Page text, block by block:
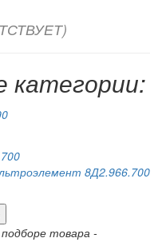
категории:
8Д2.966.700
товара -